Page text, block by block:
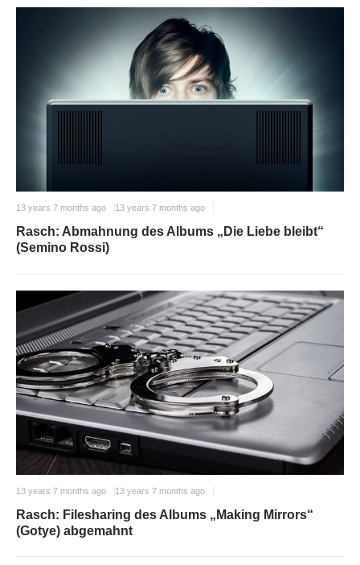
13 years 7 months ago 13 years 7 months ago
Rasch: Abmahnung des Albums „Die Liebe bleibt“
(Semino Rossi)
13 years 7 months ago 13 years 7 months ago
Rasch: Filesharing des Albums „Making Mirrors“
(Gotye) abgemahnt